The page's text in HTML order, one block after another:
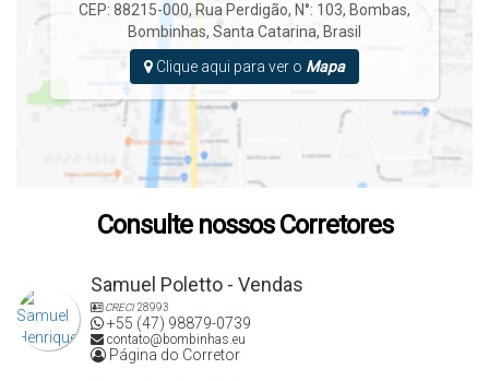
CEP: 88215-000, Rua Perdigão, N°: 103, Bombas,
Bombinhas, Santa Catarina, Brasil
Clique aqui para ver o Mapa
Consulte nossos Corretores
Samuel Poletto - Vendas
CRECI28993
+55 (47) 98879-0739
contato@bombinhas.eu
Página do Corretor